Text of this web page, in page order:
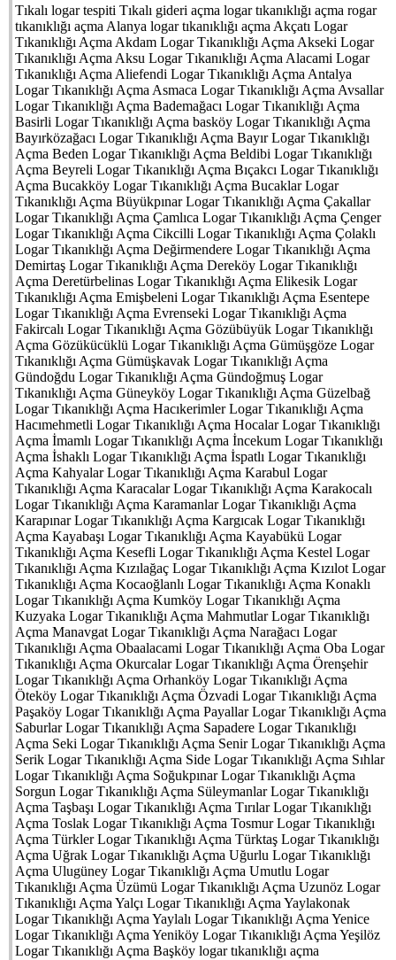
Tıkalı logar tespiti Tıkalı gideri açma logar tıkanıklığı açma rogar
tıkanıklığı açma Alanya logar tıkanıklığı açma Akçatı Logar
Tıkanıklığı Açma Akdam Logar Tıkanıklığı Açma Akseki Logar
Tıkanıklığı Açma Aksu Logar Tıkanıklığı Açma Alacami Logar
Tıkanıklığı Açma Aliefendi Logar Tıkanıklığı Açma Antalya
Logar Tıkanıklığı Açma Asmaca Logar Tıkanıklığı Açma Avsallar
Logar Tıkanıklığı Açma Bademağacı Logar Tıkanıklığı Açma
Basirli Logar Tıkanıklığı Açma basköy Logar Tıkanıklığı Açma
Bayırközağacı Logar Tıkanıklığı Açma Bayır Logar Tıkanıklığı
Açma Beden Logar Tıkanıklığı Açma Beldibi Logar Tıkanıklığı
Açma Beyreli Logar Tıkanıklığı Açma Bıçakcı Logar Tıkanıklığı
Açma Bucakköy Logar Tıkanıklığı Açma Bucaklar Logar
Tıkanıklığı Açma Büyükpınar Logar Tıkanıklığı Açma Çakallar
Logar Tıkanıklığı Açma Çamlıca Logar Tıkanıklığı Açma Çenger
Logar Tıkanıklığı Açma Cikcilli Logar Tıkanıklığı Açma Çolaklı
Logar Tıkanıklığı Açma Değirmendere Logar Tıkanıklığı Açma
Demirtaş Logar Tıkanıklığı Açma Dereköy Logar Tıkanıklığı
Açma Deretürbelinas Logar Tıkanıklığı Açma Elikesik Logar
Tıkanıklığı Açma Emişbeleni Logar Tıkanıklığı Açma Esentepe
Logar Tıkanıklığı Açma Evrenseki Logar Tıkanıklığı Açma
Fakircalı Logar Tıkanıklığı Açma Gözübüyük Logar Tıkanıklığı
Açma Gözükücüklü Logar Tıkanıklığı Açma Gümüşgöze Logar
Tıkanıklığı Açma Gümüşkavak Logar Tıkanıklığı Açma
Gündoğdu Logar Tıkanıklığı Açma Gündoğmuş Logar
Tıkanıklığı Açma Güneyköy Logar Tıkanıklığı Açma Güzelbağ
Logar Tıkanıklığı Açma Hacıkerimler Logar Tıkanıklığı Açma
Hacımehmetli Logar Tıkanıklığı Açma Hocalar Logar Tıkanıklığı
Açma İmamlı Logar Tıkanıklığı Açma İncekum Logar Tıkanıklığı
Açma İshaklı Logar Tıkanıklığı Açma İspatlı Logar Tıkanıklığı
Açma Kahyalar Logar Tıkanıklığı Açma Karabul Logar
Tıkanıklığı Açma Karacalar Logar Tıkanıklığı Açma Karakocalı
Logar Tıkanıklığı Açma Karamanlar Logar Tıkanıklığı Açma
Karapınar Logar Tıkanıklığı Açma Kargıcak Logar Tıkanıklığı
Açma Kayabaşı Logar Tıkanıklığı Açma Kayabükü Logar
Tıkanıklığı Açma Kesefli Logar Tıkanıklığı Açma Kestel Logar
Tıkanıklığı Açma Kızılağaç Logar Tıkanıklığı Açma Kızılot Logar
Tıkanıklığı Açma Kocaoğlanlı Logar Tıkanıklığı Açma Konaklı
Logar Tıkanıklığı Açma Kumköy Logar Tıkanıklığı Açma
Kuzyaka Logar Tıkanıklığı Açma Mahmutlar Logar Tıkanıklığı
Açma Manavgat Logar Tıkanıklığı Açma Narağacı Logar
Tıkanıklığı Açma Obaalacami Logar Tıkanıklığı Açma Oba Logar
Tıkanıklığı Açma Okurcalar Logar Tıkanıklığı Açma Örenşehir
Logar Tıkanıklığı Açma Orhanköy Logar Tıkanıklığı Açma
Öteköy Logar Tıkanıklığı Açma Özvadi Logar Tıkanıklığı Açma
Paşaköy Logar Tıkanıklığı Açma Payallar Logar Tıkanıklığı Açma
Saburlar Logar Tıkanıklığı Açma Sapadere Logar Tıkanıklığı
Açma Seki Logar Tıkanıklığı Açma Senir Logar Tıkanıklığı Açma
Serik Logar Tıkanıklığı Açma Side Logar Tıkanıklığı Açma Sıhlar
Logar Tıkanıklığı Açma Soğukpınar Logar Tıkanıklığı Açma
Sorgun Logar Tıkanıklığı Açma Süleymanlar Logar Tıkanıklığı
Açma Taşbaşı Logar Tıkanıklığı Açma Tırılar Logar Tıkanıklığı
Açma Toslak Logar Tıkanıklığı Açma Tosmur Logar Tıkanıklığı
Açma Türkler Logar Tıkanıklığı Açma Türktaş Logar Tıkanıklığı
Açma Uğrak Logar Tıkanıklığı Açma Uğurlu Logar Tıkanıklığı
Açma Ulugüney Logar Tıkanıklığı Açma Umutlu Logar
Tıkanıklığı Açma Üzümü Logar Tıkanıklığı Açma Uzunöz Logar
Tıkanıklığı Açma Yalçı Logar Tıkanıklığı Açma Yaylakonak
Logar Tıkanıklığı Açma Yaylalı Logar Tıkanıklığı Açma Yenice
Logar Tıkanıklığı Açma Yeniköy Logar Tıkanıklığı Açma Yeşilöz
Logar Tıkanıklığı Açma Başköy logar tıkanıklığı açma